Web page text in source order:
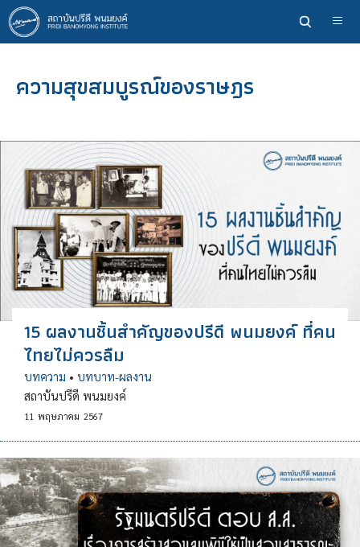
ข้าม
ไป
ยัง
หลักความสุขสมบูรณ์ของราษฎร
15 ผลงานชิ้นสำคัญของปรีดี พนมยงค์ ที่คน
ไทยไม่ควรลืม
บทความ • บทบาท-ผลงาน
สถาบันปรีดี พนมยงค์
11 พฤษภาคม 2567